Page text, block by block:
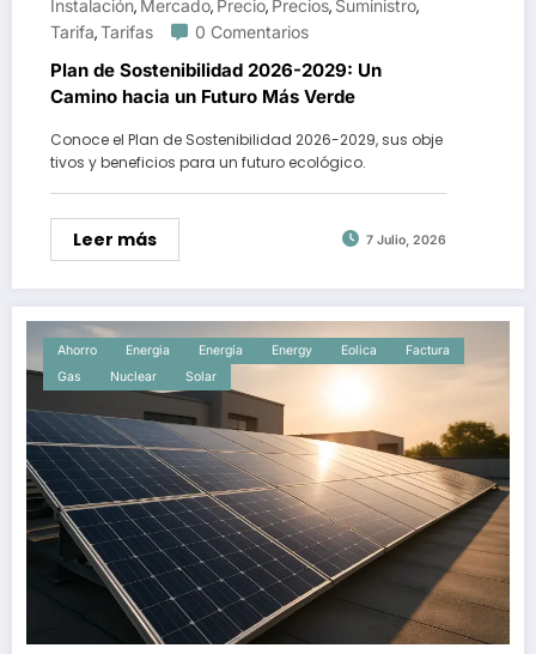
Instalación, Mercado, Precio, Precios, Suministro,
Tarifa,Tarifas 0 Comentarios
Plan de Sostenibilidad 2026-2029: Un
Camino hacia un Futuro Más Verde
Conoce el Plan de Sostenibilidad 2026-2029, sus obje
tivos y beneficios para un futuro ecológico.
Leer más 7 Julio, 2026
Ahorro Energia Energía Energy Eolica
Factura
Gas
Nuclear Solar